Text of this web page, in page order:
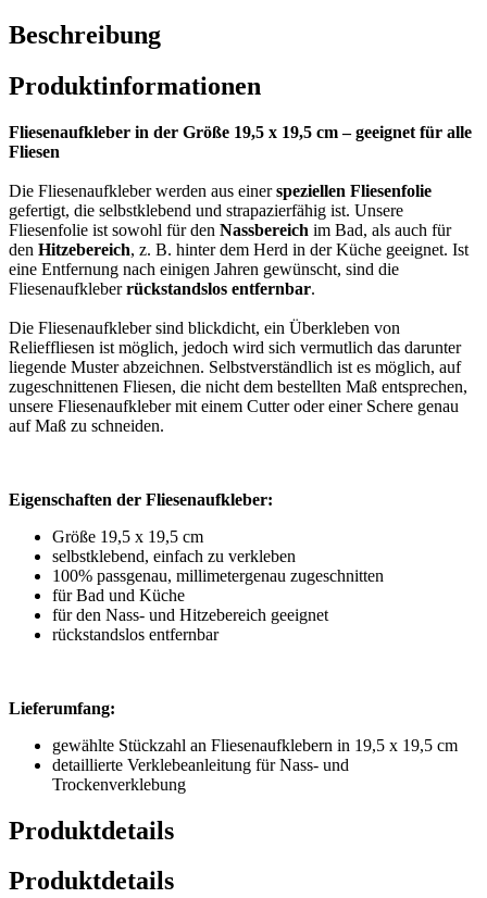
Beschreibung
Produktinformationen
Fliesenaufkleber in der Größe 19,5 x 19,5 cm – geeignet für alle
Fliesen
Die Fliesenaufkleber werden aus einerspeziellen Fliesenfolie
gefertigt, die selbstklebend und strapazierfähig ist. Unsere
Fliesenfolie ist sowohl für den Nassbereich im Bad, als auch für
den Hitzebereich, z. B. hinter dem Herd in der Küche geeignet. Ist
eine Entfernung nach einigen Jahren gewünscht, sind die
Fliesenaufkleberrückstandslos entfernbar.
Die Fliesenaufkleber sind blickdicht, ein Überkleben von
Relieffliesen ist möglich, jedoch wird sich vermutlich das darunter
liegende Muster abzeichnen. Selbstverständlich ist es möglich, auf
zugeschnittenen Fliesen, die nicht dem bestellten Maß entsprechen,
unsere Fliesenaufkleber mit einem Cutter oder einer Schere genau
auf Maß zu schneiden.
Eigenschaften der Fliesenaufkleber:
Größe 19,5 x 19,5 cm
selbstklebend, einfach zu verkleben
100% passgenau, millimetergenau zugeschnitten
für Bad und Küche
für den Nass- und Hitzebereich geeignet
rückstandslos entfernbar
Lieferumfang:
gewählte Stückzahl an Fliesenaufklebern in 19,5 x 19,5 cm
detaillierte Verklebeanleitung für Nass- und
Trockenverklebung
Produktdetails
Produktdetails